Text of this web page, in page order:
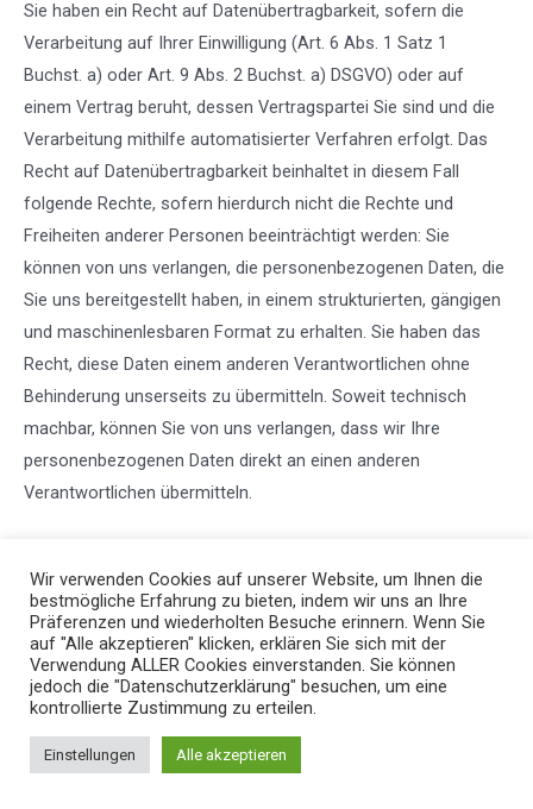
Sie haben ein Recht auf Datenübertragbarkeit, sofern die
Verarbeitung auf Ihrer Einwilligung (Art. 6 Abs. 1 Satz 1
Buchst. a) oder Art. 9 Abs. 2 Buchst. a) DSGVO) oder auf
einem Vertrag beruht, dessen Vertragspartei Sie sind und die
Verarbeitung mithilfe automatisierter Verfahren erfolgt. Das
Recht auf Datenübertragbarkeit beinhaltet in diesem Fall
folgende Rechte, sofern hierdurch nicht die Rechte und
Freiheiten anderer Personen beeinträchtigt werden: Sie
können von uns verlangen, die personenbezogenen Daten, die
Sie uns bereitgestellt haben, in einem strukturierten, gängigen
und maschinenlesbaren Format zu erhalten. Sie haben das
Recht, diese Daten einem anderen Verantwortlichen ohne
Behinderung unserseits zu übermitteln. Soweit technisch
machbar, können Sie von uns verlangen, dass wir Ihre
personenbezogenen Daten direkt an einen anderen
Verantwortlichen übermitteln.
Sofern die Verarbeitung auf Art. 6 Abs. 1 Satz 1 Buchst. e)
DSGVO (Wahrnehmung einer Aufgabe im öffentlichen
Interesse oder in Ausübung öffentlicher Gewalt) oder auf Art.
6 Abs. 1 Satz 1 Buchst. f) DSGVO (berechtigtes Interesse des
Verantwortlichen oder eines Dritten) beruht, haben Sie das
Recht, aus Gründen, die sich aus Ihrer besonderen Situation
Wir verwenden Cookies auf unserer Website, um Ihnen die
bestmögliche Erfahrung zu bieten, indem wir uns an Ihre
Präferenzen und wiederholten Besuche erinnern. Wenn Sie
auf "Alle akzeptieren" klicken, erklären Sie sich mit der
Verwendung ALLER Cookies einverstanden. Sie können
jedoch die "Datenschutzerklärung" besuchen, um eine
kontrollierte Zustimmung zu erteilen.
Einstellungen Alle akzeptieren